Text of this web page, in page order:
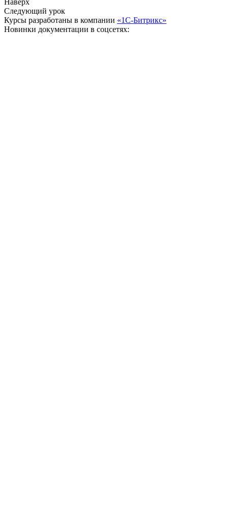
Следующий урок
Курсы разработаны в компании «1С-Битрикс»
Новинки документации в соцсетях: